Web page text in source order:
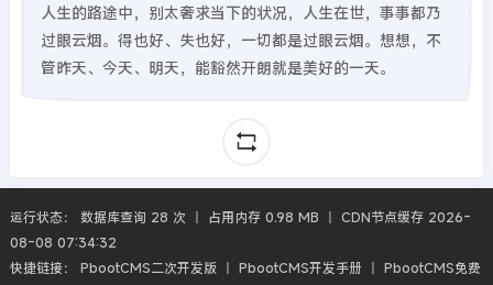
人生的路途中，别太奢求当下的状况，人生在世，事事都乃
过眼云烟。得也好、失也好，一切都是过眼云烟。想想，不
管昨天、今天、明天，能豁然开朗就是美好的一天。
运行状态： 数据库查询 28 次 丨 占用内存 0.98 MB 丨 CDN节点缓存 2026-
08-08 07:34:32
快捷链接： PbootCMS二次开发版丨 PbootCMS开发手册 丨 PbootCMS免费